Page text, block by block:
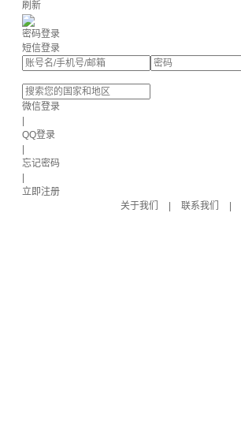
刷新
密码登录
短信登录
微信登录
QQ登录
忘记密码
立即注册
关于我们
联系我们